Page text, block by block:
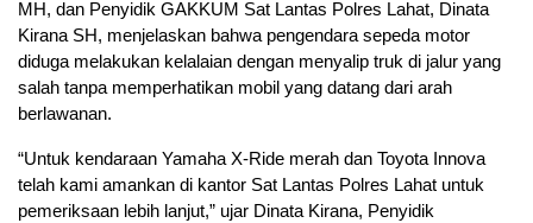
MH, dan Penyidik GAKKUM Sat Lantas Polres Lahat, Dinata
Kirana SH, menjelaskan bahwa pengendara sepeda motor
diduga melakukan kelalaian dengan menyalip truk di jalur yang
salah tanpa memperhatikan mobil yang datang dari arah
berlawanan.
“Untuk kendaraan Yamaha X-Ride merah dan Toyota Innova
telah kami amankan di kantor Sat Lantas Polres Lahat untuk
pemeriksaan lebih lanjut,” ujar Dinata Kirana, Penyidik